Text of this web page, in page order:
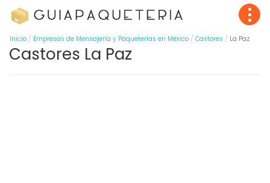
Inicio Empresas de Mensajería y Paqueterías en México Castores La Paz
Castores La Paz